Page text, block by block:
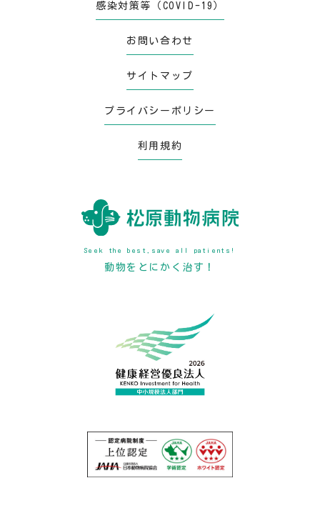
感染対策等（COVID-19）
お問い合わせ
サイトマップ
プライバシーポリシー
利用規約
Seek the best,save all patients!
動物をとにかく治す！